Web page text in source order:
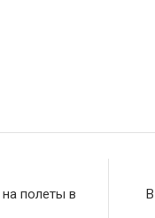
полеты в